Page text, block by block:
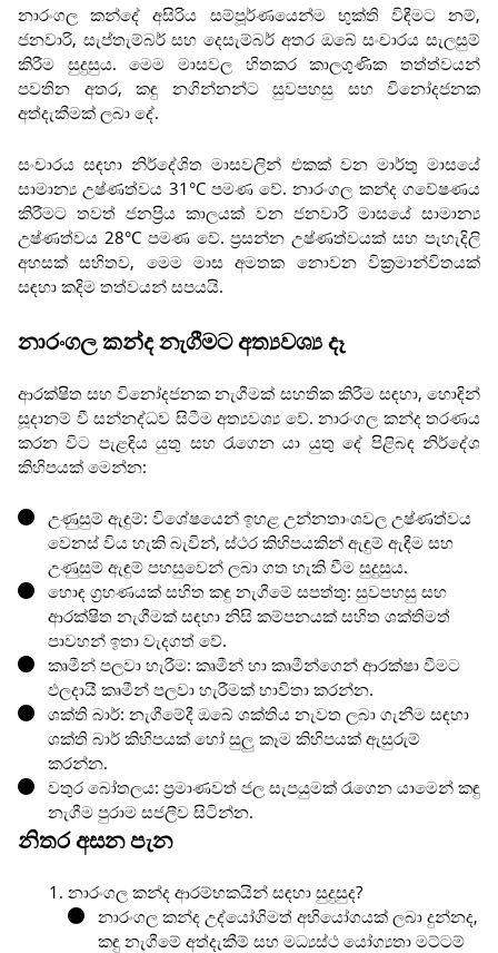
නාරංගල කන්දේ අසිරිය සම්පූර්ණයෙන්ම භුක්ති විඳීමට නම්,
ජනවාරි, සැප්තැම්බර් සහ දෙසැම්බර් අතර ඔබේ සංචාරය සැලසුම්
කිරීම සුදුසුය. මෙම මාසවල හිතකර කාලගුණික තත්ත්වයන්
පවතින අතර, කඳු නගින්නන්ට සුවපහසු සහ විනෝදජනක
අත්දැකීමක් ලබා දේ.
සංචාරය සඳහා නිර්දේශිත මාසවලින් එකක් වන මාර්තු මාසයේ
සාමාන්‍ය උෂ්ණත්වය 31°C පමණ වේ. නාරංගල කන්ද ගවේෂණය
කිරීමට තවත් ජනප්‍රිය කාලයක් වන ජනවාරි මාසයේ සාමාන්‍ය
උෂ්ණත්වය 28°C පමණ වේ. ප්‍රසන්න උෂ්ණත්වයක් සහ පැහැදිලි
අහසක් සහිතව, මෙම මාස අමතක නොවන වික්‍රමාන්විතයක්
සඳහා කදිම තත්වයන් සපයයි.
නාරංගල කන්ද නැගීමට අත්‍යවශ්‍ය දෑ
ආරක්ෂිත සහ විනෝදජනක නැගීමක් සහතික කිරීම සඳහා, හොඳින්
සූදානම් වී සන්නද්ධව සිටීම අත්‍යවශ්‍ය වේ. නාරංගල කන්ද තරණය
කරන විට පැළඳිය යුතු සහ රැගෙන යා යුතු දේ පිළිබඳ නිර්දේශ
කිහිපයක් මෙන්න:
උණුසුම් ඇඳුම්: විශේෂයෙන් ඉහළ උන්නතාංශවල උෂ්ණත්වය
වෙනස් විය හැකි බැවින්, ස්ථර කිහිපයකින් ඇඳුම් ඇඳීම සහ
උණුසුම් ඇඳුම් පහසුවෙන් ලබා ගත හැකි වීම සුදුසුය.
හොඳ ග්‍රහණයක් සහිත කඳු නැගීමේ සපත්තු: සුවපහසු සහ
ආරක්ෂිත නැගීමක් සඳහා නිසි කම්පනයක් සහිත ශක්තිමත්
පාවහන් ඉතා වැදගත් වේ.
කෘමීන් පලවා හැරීම: කෘමීන් හා කෘමීන්ගෙන් ආරක්ෂා වීමට
ඵලදායී කෘමීන් පලවා හැරීමක් භාවිතා කරන්න.
ශක්ති බාර්: නැගීමේදී ඔබේ ශක්තිය නැවත ලබා ගැනීම සඳහා
ශක්ති බාර් කිහිපයක් හෝ සුලු කෑම කිහිපයක් ඇසුරුම්
කරන්න.
වතුර බෝතලය: ප්‍රමාණවත් ජල සැපයුමක් රැගෙන යාමෙන් කඳු
නැගීම පුරාම සජලීව සිටින්න.
නිතර අසන පැන
නාරංගල කන්ද ආරම්භකයින් සඳහා සුදුසුද?
නාරංගල කන්ද උද්යෝගිමත් අභියෝගයක් ලබා දුන්නද,
කඳු නැගීමේ අත්දැකීම් සහ මධ්‍යස්ථ යෝග්‍යතා මට්ටම්